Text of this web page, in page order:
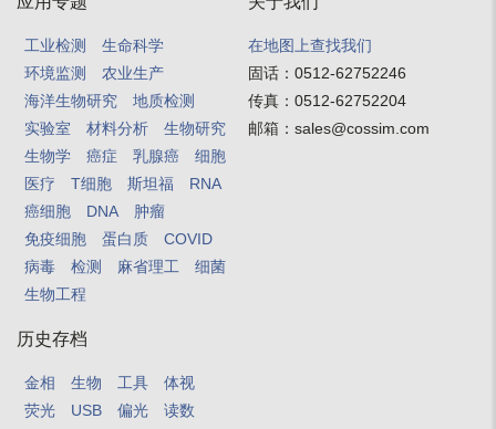
工业检测
生命科学
环境监测
农业生产
海洋生物研究
地质检测
实验室
材料分析
生物研究
生物学
癌症 乳腺癌
细胞
医疗
T细胞 斯坦福
RNA
癌细胞
DNA
肿瘤
免疫细胞
蛋白质
COVID
病毒
检测 麻省理工
细菌
生物工程
历史存档
金相 生物 工具
体视
荧光
USB 偏光 读数
在地图上查找我们
固话： 0512-62752246
传真： 0512-62752204
邮箱： sales@cossim.com